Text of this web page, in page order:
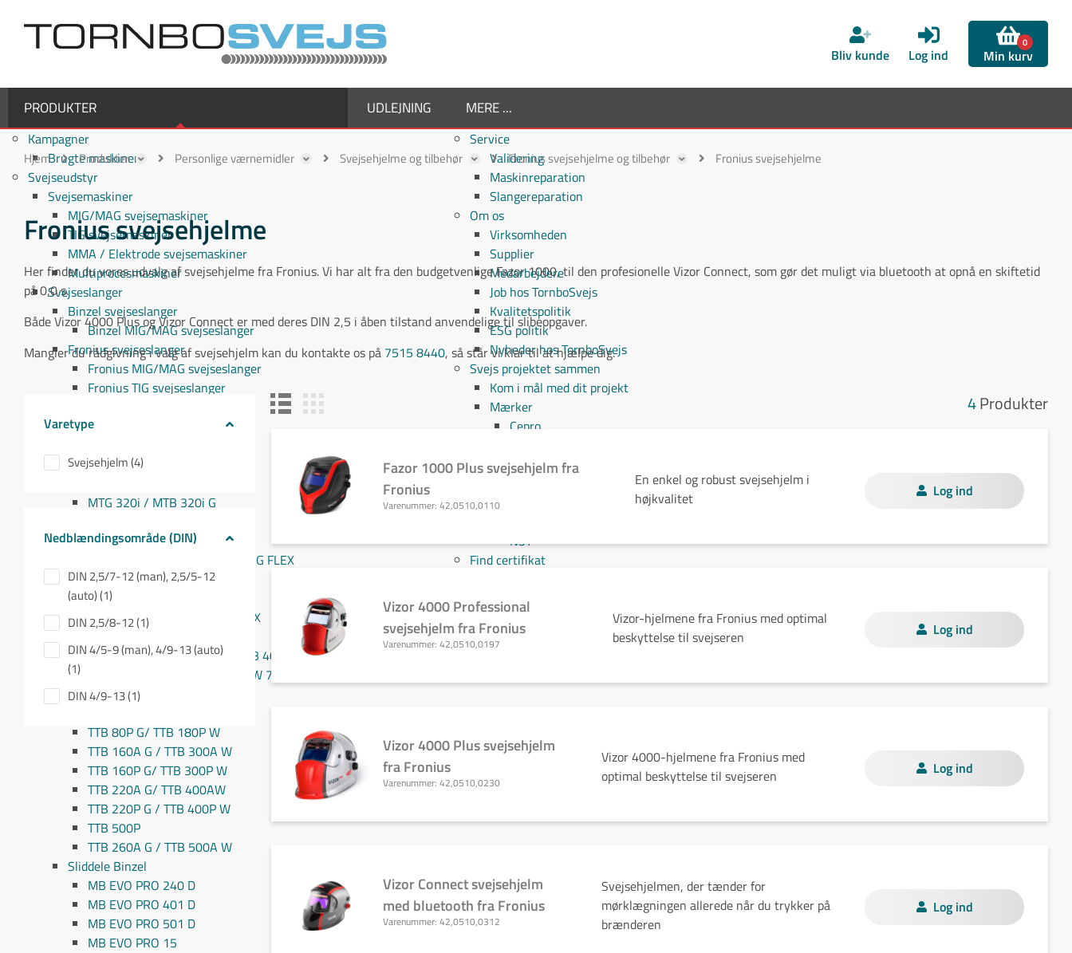
Bliv kunde Log ind
0
Min kurv
PRODUKTER
Kampagner
Brugte maskiner
Svejseudstyr
Svejsemaskiner
MIG/MAG svejsemaskiner
TIG svejsemaskiner
MMA / Elektrode svejsemaskiner
Multiprocesmaskiner
Svejseslanger
Binzel svejseslanger
Binzel MIG/MAG svejseslanger
Fronius svejseslanger
Fronius MIG/MAG svejseslanger
Fronius TIG svejseslanger
Sliddele Fronius
MTG 2500S
MTG 320i / MTB 320i G
MTG 360i G
MTG 400i / 400i G / MTB 360i G FLEX
MTG 550i / MTB 550i G
MTW 250i / MTB 250i W
MTB 330i W / MTB 200i G FLEX
MTW 500i / MTB 500i W / MTB 400i W FLEX
MTW 700i / MTB 700i W / MTW 750i
PullMig
TTB 80P G/ TTB 180P W
TTB 160A G / TTB 300A W
TTB 160P G/ TTB 300P W
TTB 220A G/ TTB 400AW
TTB 220P G / TTB 400P W
TTB 500P
TTB 260A G / TTB 500A W
Sliddele Binzel
MB EVO PRO 240 D
MB EVO PRO 401 D
MB EVO PRO 501 D
MB EVO PRO 15
UDLEJNING MERE ...
Service
Validering
Maskinreparation
Slangereparation
Om os
Virksomheden
Supplier
Medarbejdere
Job hos TornboSvejs
Kvalitetspolitik
ESG politik
Nyheder hos TornboSvejs
Svejs projektet sammen
Kom i mål med dit projekt
Mærker
Cepro
Fronius
NST
Find certifikat
Hjem Produkter Personlige værnemidler Svejsehjelme og tilbehør Fronius svejsehjelme og tilbehør Fronius svejsehjelme
Fronius svejsehjelme
Her finder du vores udvalg af svejsehjelme fra Fronius. Vi har alt fra den budgetvenlige Fazor 1000, til den profesionelle Vizor Connect, som gør det muligt via bluetooth at opnå en skiftetid
på 0,0 s.
Både Vizor 4000 Plus og Vizor Connect er med deres DIN 2,5 i åben tilstand anvendelige til slibeopgaver.
Mangler du rådgivning i valg af svejsehjelm kan du kontakte os på 7515 8440, så står vi klar til at hjælpe dig.
Varetype
Svejsehjelm (4)
Nedblændingsområde (DIN)
DIN 2,5/7-12 (man), 2,5/5-12
(auto) (1)
DIN 2,5/8-12 (1)
DIN 4/5-9 (man), 4/9-13 (auto)
(1)
DIN 4/9-13 (1)
4Produkter
Fazor 1000 Plus svejsehjelm fra
Fronius
Varenummer: 42,0510,0110
En enkel og robust svejsehjelm i
højkvalitet
Log ind
Vizor 4000 Professional
svejsehjelm fra Fronius
Varenummer: 42,0510,0197
Vizor-hjelmene fra Fronius med optimal
beskyttelse til svejseren
Log ind
Vizor 4000 Plus svejsehjelm
fra Fronius
Varenummer: 42,0510,0230
Vizor 4000-hjelmene fra Fronius med
optimal beskyttelse til svejseren
Log ind
Vizor Connect svejsehjelm
med bluetooth fra Fronius
Varenummer: 42,0510,0312
Svejsehjelmen, der tænder for
mørklægningen allerede når du trykker på
brænderen
Log ind